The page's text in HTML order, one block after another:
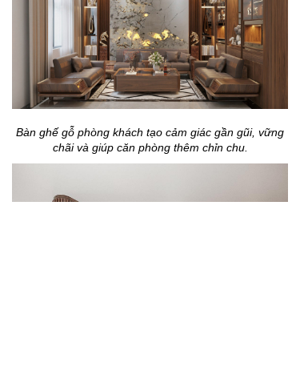
Bàn ghế gỗ phòng khách tạo cảm giác gần gũi, vững
chãi và giúp căn phòng thêm chỉn chu.